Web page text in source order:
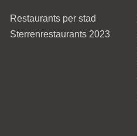
Restaurants per stad
Sterrenrestaurants 2023